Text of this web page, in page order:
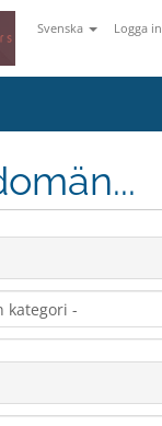
Svenska Logga in